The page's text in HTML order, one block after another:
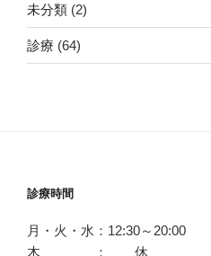
未分類 (2)
診療 (64)
診療時間
月・火・水：12:30～20:00
木 ： 休